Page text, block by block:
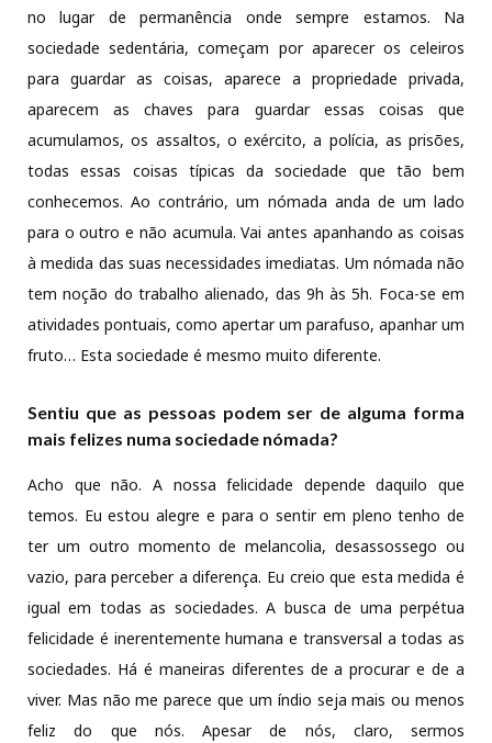
no lugar de permanência onde sempre estamos. Na
sociedade sedentária, começam por aparecer os celeiros
para guardar as coisas, aparece a propriedade privada,
aparecem as chaves para guardar essas coisas que
acumulamos, os assaltos, o exército, a polícia, as prisões,
todas essas coisas típicas da sociedade que tão bem
conhecemos. Ao contrário, um nómada anda de um lado
para o outro e não acumula. Vai antes apanhando as coisas
à medida das suas necessidades imediatas. Um nómada não
tem noção do trabalho alienado, das 9h às 5h. Foca-se em
atividades pontuais, como apertar um parafuso, apanhar um
fruto… Esta sociedade é mesmo muito diferente.
Sentiu que as pessoas podem ser de alguma forma
mais felizes numa sociedade nómada?
Acho que não. A nossa felicidade depende daquilo que
temos. Eu estou alegre e para o sentir em pleno tenho de
ter um outro momento de melancolia, desassossego ou
vazio, para perceber a diferença. Eu creio que esta medida é
igual em todas as sociedades. A busca de uma perpétua
felicidade é inerentemente humana e transversal a todas as
sociedades. Há é maneiras diferentes de a procurar e de a
viver. Mas não me parece que um índio seja mais ou menos
feliz do que nós. Apesar de nós, claro, sermos